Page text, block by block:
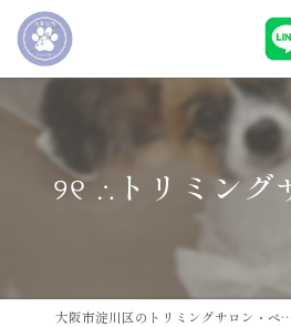
୨୧ ∴トリミング
大阪市淀川区のトリミングサロン・ペットサロンならDogsalon ARUN